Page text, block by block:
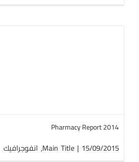
Pharmacy Report 2014
15/09/2015
|
Main Title
, انفوجرافيك